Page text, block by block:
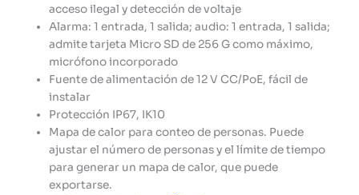
acceso ilegal y detección de voltaje
Alarma: 1 entrada, 1 salida; audio: 1 entrada, 1 salida;
admite tarjeta Micro SD de 256 G como máximo,
micrófono incorporado
Fuente de alimentación de 12 V CC/PoE, fácil de
instalar
Protección IP67, IK10
Mapa de calor para conteo de personas. Puede
ajustar el número de personas y el límite de tiempo
para generar un mapa de calor, que puede
exportarse.